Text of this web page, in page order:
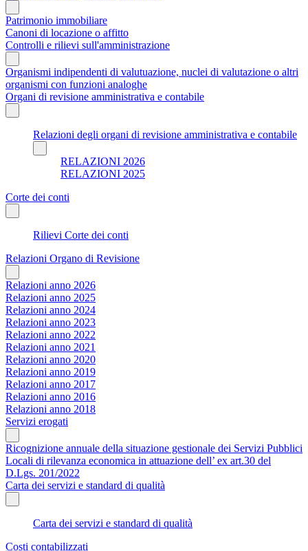
Patrimonio immobiliare
Canoni di locazione o affitto
Controlli e rilievi sull'amministrazione
Organismi indipendenti di valutuazione, nuclei di valutazione o altri
organismi con funzioni analoghe
Organi di revisione amministrativa e contabile
Relazioni degli organi di revisione amministrativa e contabile
RELAZIONI 2026
RELAZIONI 2025
Corte dei conti
Rilievi Corte dei conti
Relazioni Organo di Revisione
Relazioni anno 2026
Relazioni anno 2025
Relazioni anno 2024
Relazioni anno 2023
Relazioni anno 2022
Relazioni anno 2021
Relazioni anno 2020
Relazioni anno 2019
Relazioni anno 2017
Relazioni anno 2016
Relazioni anno 2018
Servizi erogati
Ricognizione annuale della situazione gestionale dei Servizi Pubblici
Locali di rilevanza economica in attuazione dell’ ex art.30 del
D.Lgs. 201/2022
Carta dei servizi e standard di qualità
Carta dei servizi e standard di qualità
Costi contabilizzati